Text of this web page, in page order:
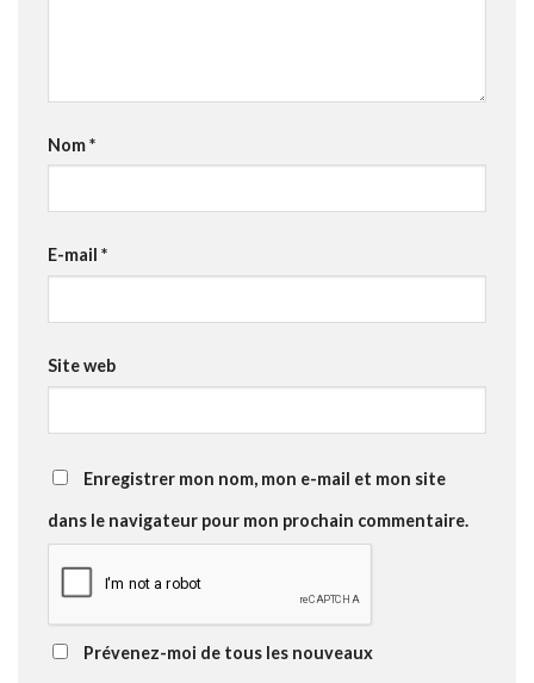
Nom*
E-mail *
Site web
Enregistrer mon nom, mon e-mail et mon site
dans le navigateur pour mon prochain commentaire.
Prévenez-moi de tous les nouveaux